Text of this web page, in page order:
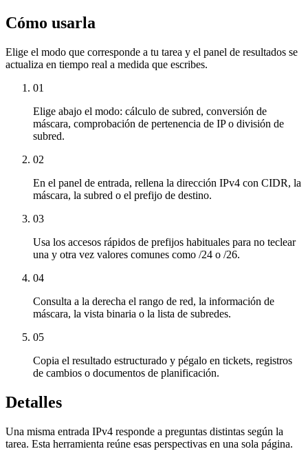
Cómo usarla
Elige el modo que corresponde a tu tarea y el panel de resultados se
actualiza en tiempo real a medida que escribes.
01
Elige abajo el modo: cálculo de subred, conversión de
máscara, comprobación de pertenencia de IP o división de
subred.
02
En el panel de entrada, rellena la dirección IPv4 con CIDR, la
máscara, la subred o el prefijo de destino.
03
Usa los accesos rápidos de prefijos habituales para no teclear
una y otra vez valores comunes como /24 o /26.
04
Consulta a la derecha el rango de red, la información de
máscara, la vista binaria o la lista de subredes.
05
Copia el resultado estructurado y pégalo en tickets, registros
de cambios o documentos de planificación.
Detalles
Una misma entrada IPv4 responde a preguntas distintas según la
tarea. Esta herramienta reúne esas perspectivas en una sola página.